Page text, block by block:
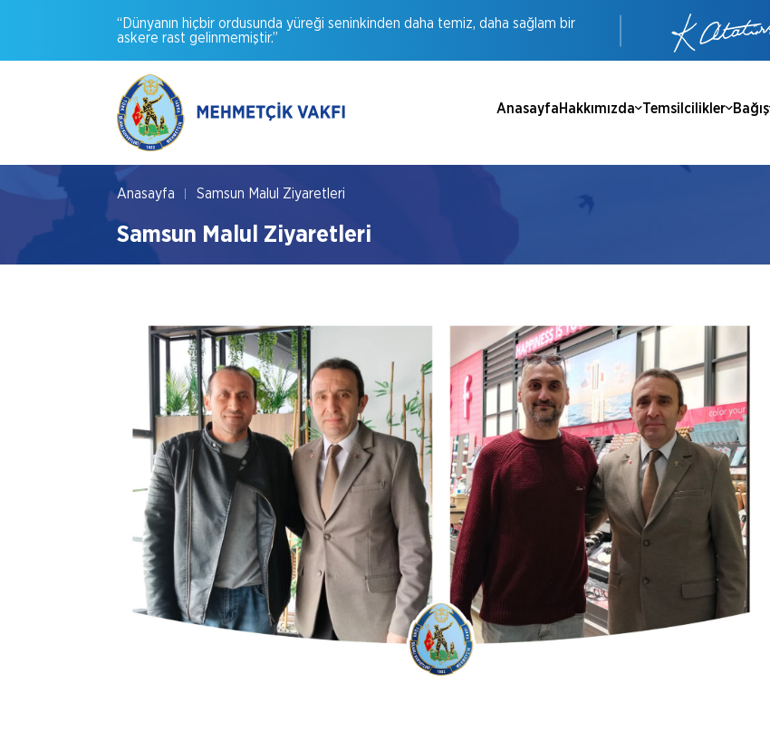
“Dünyanın hiçbir ordusunda yüreği seninkinden daha temiz, daha sağlam bir
askere rast gelinmemiştir.”
AnasayfaHakkımızda Temsilcilikler Bağış
Anasayfa Samsun Malul Ziyaretleri
Samsun Malul Ziyaretleri